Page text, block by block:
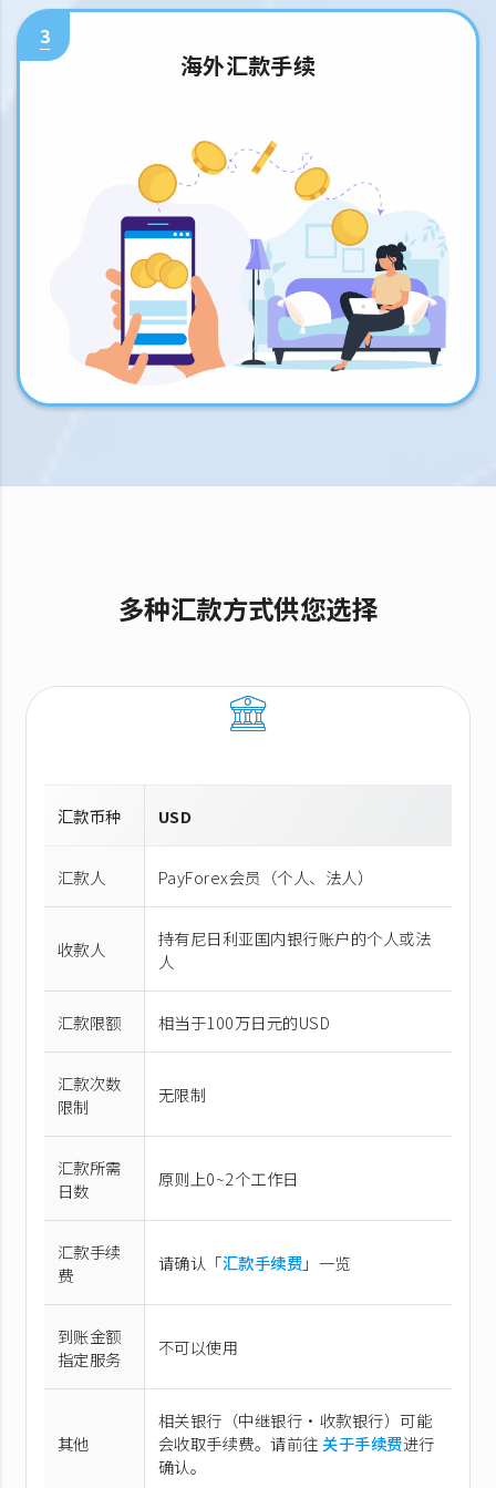
3
海外汇款手续
多种汇款方式供您选择
汇款币种 USD
汇款人 PayForex会员（个人、法人）
收款人
持有尼日利亚国内银行账户的个人或法
人
汇款限额 相当于100万日元的USD
汇款次数
限制
无限制
汇款所需
日数
原则上0~2个工作日
汇款手续
费
请确认「汇款手续费」一览
到账金额
指定服务
不可以使用
其他
相关银行（中继银行·收款银行）可能
会收取手续费。请前往关于手续费进行
确认。